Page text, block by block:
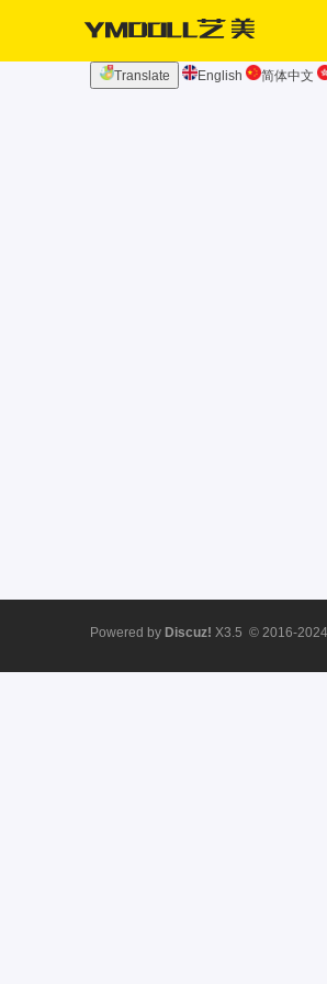
Translate English 简体中文
Powered by Discuz! X3.5 © 2016-2024